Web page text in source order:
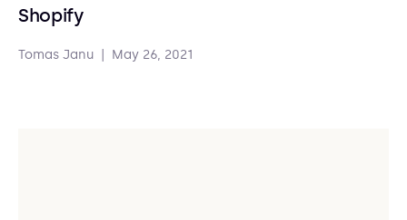
Shopify
Tomas Janu May 26, 2021